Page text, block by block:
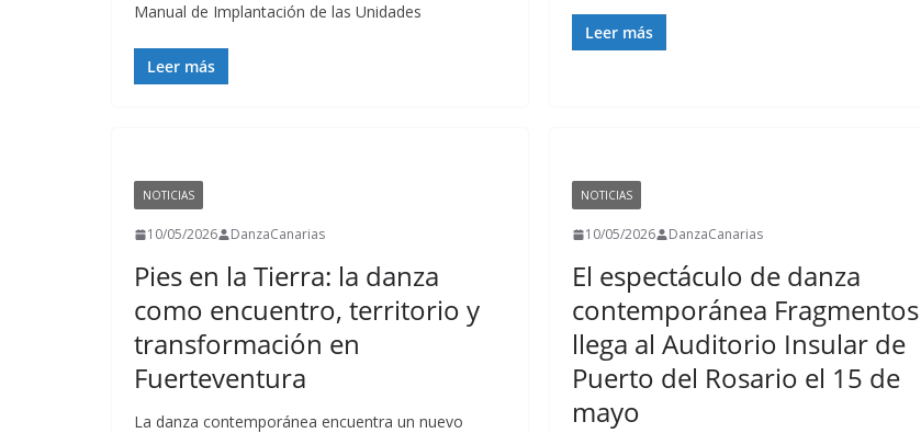
Manual de Implantación de las Unidades
Leer más
Leer más
NOTICIAS
10/05/2026 DanzaCanarias
Pies en la Tierra: la danza
como encuentro, territorio y
transformación en
Fuerteventura
La danza contemporánea encuentra un nuevo
NOTICIAS
10/05/2026 DanzaCanarias
El espectáculo de danza
contemporánea Fragmentos
llega al Auditorio Insular de
Puerto del Rosario el 15 de
mayo